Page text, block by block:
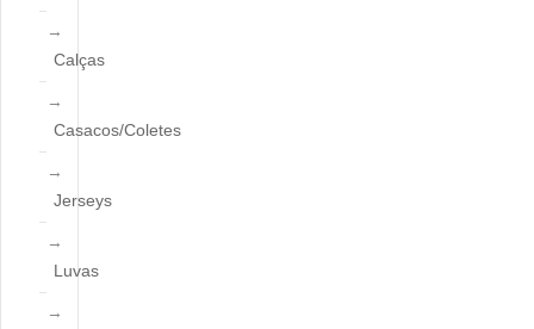
Calças
Casacos/Coletes
Jerseys
Luvas